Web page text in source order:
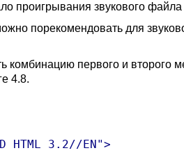
проигрывания звукового файла
порекомендовать для
комбинацию первого и второго
4.8.
HTML 3.2//EN">